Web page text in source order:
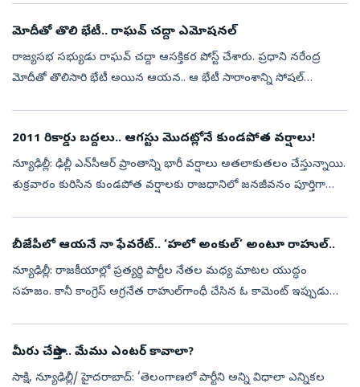
మోదీతో తొలి భేటీ.. రాఘవ్‌ చద్దా ఎమోషనల్‌
రాజ్యసభ సభ్యుడు రాఘవ్‌ చద్దా ఆసక్తికర పోస్ట్‌ చేశారు. ప్రధాని నరేంద్ర
మోదీతో తొలిసారి భేటీ అయిన ఆయన.. ఆ భేటీ సారాంశాన్ని సోషల్‌
2011 రికార్డు బద్దలు.. ఆగస్టు మొదట్లోనే కుండపోత వర్షాలు!
న్యూఢిల్లీ: ఢిల్లీ ఎన్‌సీఆర్ ప్రాంతాన్ని భారీ వర్షాలు అతలాకుతలం చేస్తున్నాయి.
శుక్రవారం కురిసిన కుండపోత వర్షాలకు రాజధానిలో జనజీవనం పూర్తిగా
బీజేపీలో ఆయనే నా ఫేవరేట్‌.. ‘హలో అంకుల్‌’ అంటూ రాహుల్‌..
న్యూఢిల్లీ: రాజకీయాల్లో ప్రత్యర్థి పార్టీల నేతల మధ్య మాటల యుద్ధం
సహజం. కానీ కాంగ్రెస్‌ అగ్రనేత రాహుల్‌గాంధీ చేసిన ఓ కామెంట్‌ ఇప్పుడు
మీరు చేస్తారా.. మేము ఎంటర్‌ కావాలా?
సాక్షి, న్యూఢిల్లీ/ హైదరాబాద్‌: ‘తెలంగాణలో పార్టీని అన్ని విధాలా ఎన్నికల